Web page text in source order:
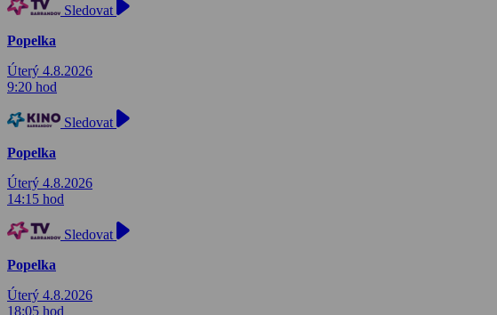
Sledovat
Popelka
Úterý 4.8.2026
9:20 hod
Sledovat
Popelka
Úterý 4.8.2026
14:15 hod
Sledovat
Popelka
Úterý 4.8.2026
18:05 hod